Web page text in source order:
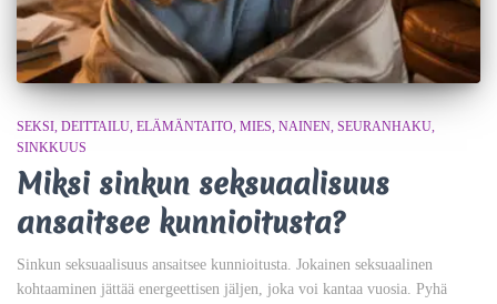
SEKSI DEITTAILU ELÄMÄNTAITO MIES NAINEN SEURANHAKU
SINKKUUS
Miksi sinkun seksuaalisuus
ansaitsee kunnioitusta?
Sinkun seksuaalisuus ansaitsee kunnioitusta. Jokainen seksuaalinen
kohtaaminen jättää energeettisen jäljen, joka voi kantaa vuosia. Pyhä